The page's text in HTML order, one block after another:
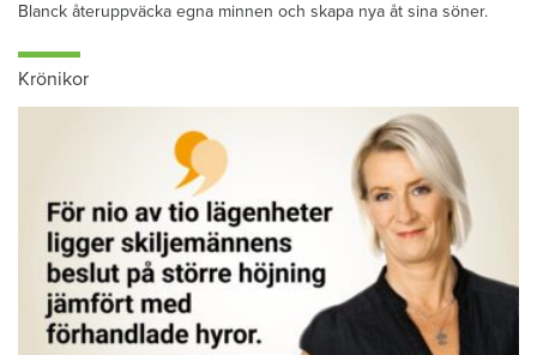
Blanck återuppväcka egna minnen och skapa nya åt sina söner.
Krönikor